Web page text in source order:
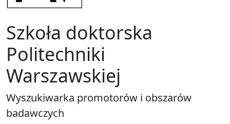
Szkoła doktorska
Politechniki
Warszawskiej
Wyszukiwarka promotorów i obszarów
badawczych